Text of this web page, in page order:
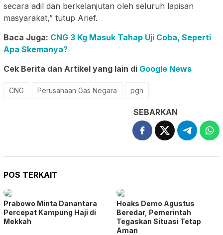
secara adil dan berkelanjutan oleh seluruh lapisan
masyarakat,” tutup Arief.
Baca Juga: CNG 3 Kg Masuk Tahap Uji Coba, Seperti
Apa Skemanya?
Cek Berita dan Artikel yang lain di Google News
CNG Perusahaan Gas Negara pgn
SEBARKAN
POS TERKAIT
Prabowo Minta Danantara
Percepat Kampung Haji di
Mekkah
Hoaks Demo Agustus
Beredar, Pemerintah
Tegaskan Situasi Tetap
Aman